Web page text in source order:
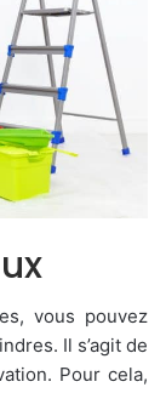
vous pouvez
Il s’agit de
Pour cela,